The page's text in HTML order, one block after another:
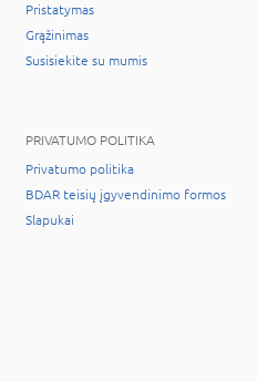
Pristatymas
Grąžinimas
Susisiekite su mumis
PRIVATUMO POLITIKA
Privatumo politika
BDAR teisių įgyvendinimo formos
Slapukai